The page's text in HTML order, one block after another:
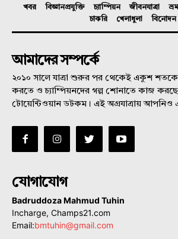
খবর বিজ্ঞানপ্রযুক্তি চ্যাম্পিয়ন জীবনযাত্রা
চাকরি
খেলাধুলা বিনোদন
আমাদের সম্পর্কে
২০১০ সালে যাত্রা শুরুর পর থেকেই একুশ শতকের
করতে ও চ্যাম্পিয়নদের গল্প শোনাতে কাজ করছে
টোয়েন্টিওয়ান ডটকম। এই অগ্রযাত্রায় আপনিও
যোগাযোগ
Badruddoza Mahmud Tuhin
Incharge, Champs21.com
Email:bmtuhin@gmail.com